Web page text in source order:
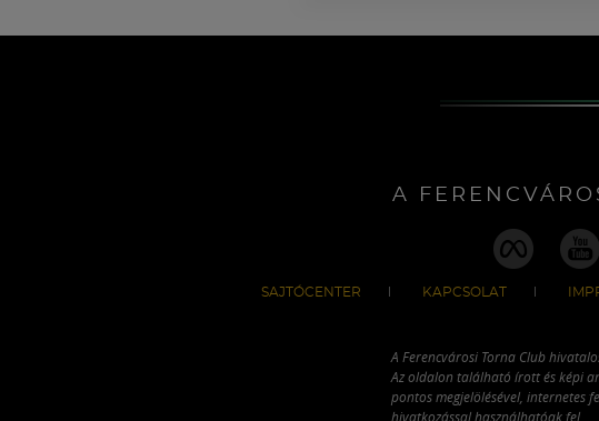
A
SAJTÓCENTER KAPCSOLAT
A Ferencvárosi Torna Club
Az oldalon található írott és képi
pontos megjelölésével, internetes
hivatkozással használhatóak fel.